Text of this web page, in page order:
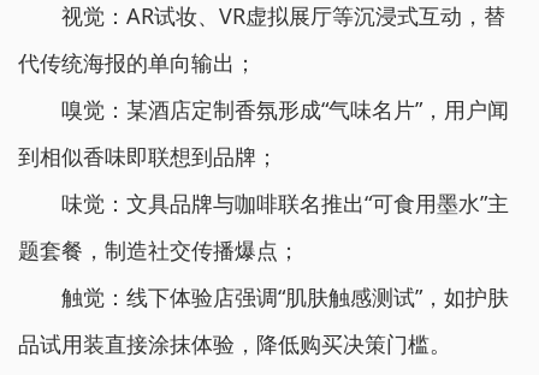
视觉：AR试妆、VR虚拟展厅等沉浸式互动，替
代传统海报的单向输出；
嗅觉：某酒店定制香氛形成“气味名片”，用户闻
到相似香味即联想到品牌；
味觉：文具品牌与咖啡联名推出“可食用墨水”主
题套餐，制造社交传播爆点；
触觉：线下体验店强调“肌肤触感测试”，如护肤
品试用装直接涂抹体验，降低购买决策门槛。